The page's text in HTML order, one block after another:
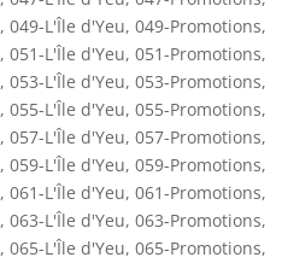
, 049-L'Île d'Yeu, 049-Promotions,
, 051-L'Île d'Yeu, 051-Promotions,
, 053-L'Île d'Yeu, 053-Promotions,
, 055-L'Île d'Yeu, 055-Promotions,
, 057-L'Île d'Yeu, 057-Promotions,
, 059-L'Île d'Yeu, 059-Promotions,
, 061-L'Île d'Yeu, 061-Promotions,
, 063-L'Île d'Yeu, 063-Promotions,
, 065-L'Île d'Yeu, 065-Promotions,